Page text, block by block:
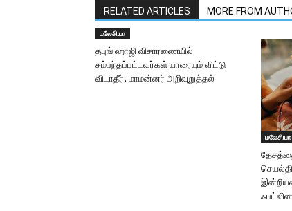
RELATED ARTICLES MORE FROM
மலேசியா
தபுங் ஹாஜி விசாரணையில்
சம்பந்தப்பட்டவர்கள் யாரையும் விட்டு
விடாதீர்; மாமன்னர் அறிவுறுத்தல்
மலேசியா